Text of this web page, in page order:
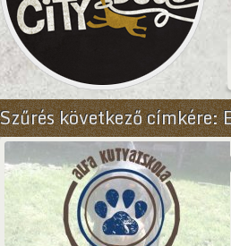
Szűrés következő címkére: